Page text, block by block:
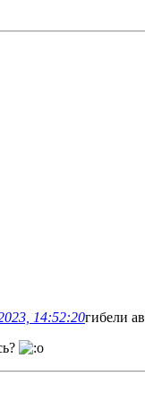
14:52:20гибели